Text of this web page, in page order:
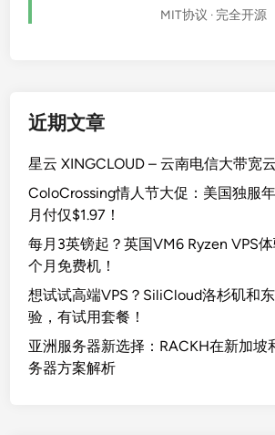
MIT协议 · 完全开源
近期文章
星云 XINGCLOUD – 云南电信大带宽
ColoCrossing情人节大促：美国独服
月付仅$1.97！
每月3英镑起？英国VM6 Ryzen VPS
个月免费机！
想试试高端VPS？SiliCloud洛杉矶和
验，有试用套餐！
亚洲服务器新选择：RACKH在新加坡
务器方案解析